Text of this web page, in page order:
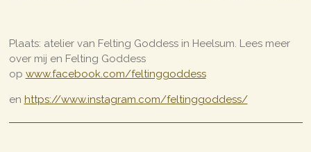
Plaats: atelier van Felting Goddess in Heelsum. Lees meer
over mij en Felting Goddess
op www.facebook.com/feltinggoddess
en https://www.instagram.com/feltinggoddess/